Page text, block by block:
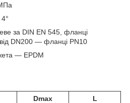
за DIN EN 545, фланці
DN200 — фланці PN10
— EPDM
Dmax
L